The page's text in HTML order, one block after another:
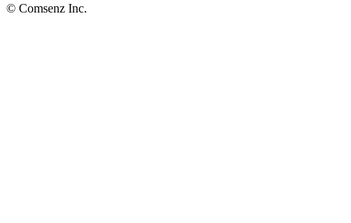
© Comsenz Inc.